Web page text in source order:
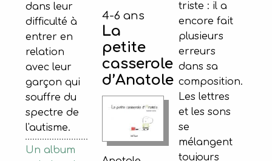
dans leur
difficulté à
entrer en
relation
avec leur
garçon qui
souffre du
spectre de
l'autisme.
Un album
triste : il a
encore fait
plusieurs
erreurs
dans sa
composition.
Les lettres
et les sons
se
mélangent
toujours
4-6 ans
La
petite
casserole
d’Anatole